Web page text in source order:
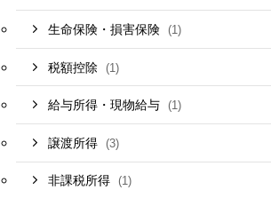
生命保険・損害保険 (1)
税額控除 (1)
給与所得・現物給与 (1)
譲渡所得 (3)
非課税所得 (1)